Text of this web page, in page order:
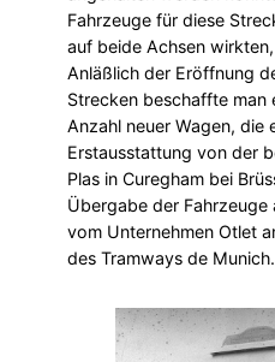
Fahrzeuge für diese
auf beide Achsen
Anläßlich der Eröffnung
Strecken beschaffte man
Anzahl neuer Wagen, die
Erstausstattung von der
Plas in Curegham bei
Übergabe der Fahrzeuge
vom Unternehmen Otlet
des Tramways de Munich.